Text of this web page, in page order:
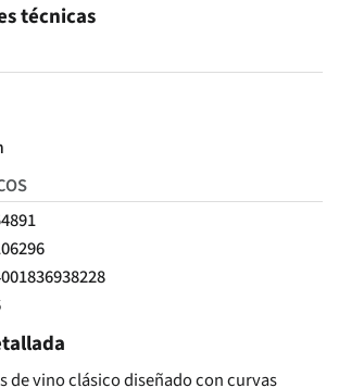
técnicas
de vino clásico diseñado con curvas